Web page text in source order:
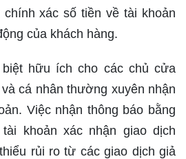
chính xác số tiền về tài khoản
của khách hàng.
hữu ích cho các chủ cửa
cá nhân thường xuyên nhận
Việc nhận thông báo bằng
khoản xác nhận giao dịch
rủi ro từ các giao dịch giả